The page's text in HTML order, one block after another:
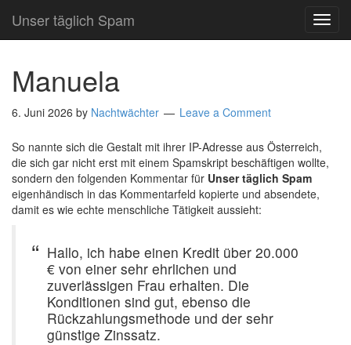
Unser täglich Spam
Manuela
6. Juni 2026 by Nachtwächter Leave a Comment
So nannte sich die Gestalt mit ihrer IP-Adresse aus Österreich,
die sich gar nicht erst mit einem Spamskript beschäftigen wollte,
sondern den folgenden Kommentar für Unser täglich Spam
eigenhändisch in das Kommentarfeld kopierte und absendete,
damit es wie echte menschliche Tätigkeit aussieht:
Hallo, ich habe einen Kredit über 20.000
€ von einer sehr ehrlichen und
zuverlässigen Frau erhalten. Die
Konditionen sind gut, ebenso die
Rückzahlungsmethode und der sehr
günstige Zinssatz.